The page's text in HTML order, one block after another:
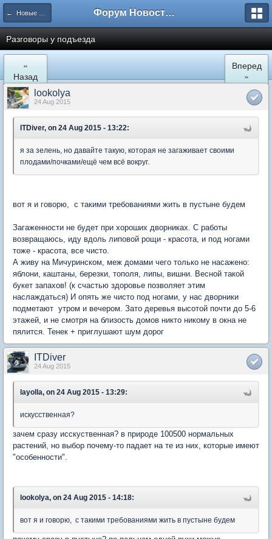
← Новые Водники Форум Новостройки
Разговоры у подъезда
«
Назад
Вперед
»
lookolya
24 Aug 2015
ITDiver, on 24 Aug 2015 - 13:22:
я за зелень, но давайте такую, которая не загаживает своими
плодами/почками/ещё чем всё вокруг.
вот я и говорю, с такими требованиями жить в пустыне будем
Загаженности не будет при хороших дворниках. С работы
возвращаюсь, иду вдоль липовой рощи - красота, и под ногами
тоже - красота, все чисто.
А живу на Мичуринском, меж домами чего только не насажено:
яблони, каштаны, березки, тополя, липы, вишни. Весной такой
букет запахов! (к счастью здоровье позволяет этим
наслаждаться) И опять же чисто под ногами, у нас дворники
подметают утром и вечером. Зато деревья высотой почти до 5-6
этажей, и не смотря на близость домов никто никому в окна не
пялится. Тенек + приглушают шум дорог
ITDiver
24 Aug 2015
layolla, on 24 Aug 2015 - 13:29:
искусственная?
зачем сразу исскуственная? в природе 100500 нормальных
растений, но выбор почему-то падает на те из них, которые имеют
"особенности".
lookolya, on 24 Aug 2015 - 14:18:
вот я и говорю, с такими требованиями жить в пустыне будем